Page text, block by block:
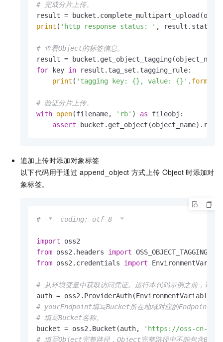
# 完成分片上传。
print ( 'http response status: ' , result.status)
# 查看Object的标签信息。
for key in result.tag_set.tagging_rule:
print ( 'tagging key: {}, value: {}' . format
# 验证分片上传。
with open(filename, 'rb' ) as fileobj:
assert
追加上传时添加对象标签
以下代码用于通过 append_object 方式上传 Object 时添加对
象标签。
# -*- coding: utf-8 -*-
import
from oss2.headers import
from oss2.credentials import
# 从环境变量中获取访问凭证。运行本代码示例之前，请确保
# yourEndpoint填写Bucket所在地域对应的Endpoint
# 填写Bucket名称。
bucket = oss2.Bucket(auth,
'https://oss-cn-
# 填写Object完整路径，Object完整路径中不能包含